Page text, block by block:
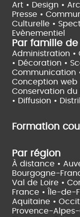
Art • Design •
Presse •
Culturelle •
Evènementiel
Par famille
Administration •
• Décoration •
Communication
Conception web
Conservation du
• Diffusion •
Formation
Par région
À distance •
Bourgogne-
Val de Loire •
France •
Île-de-
Aquitaine •
Provence-Alpes-